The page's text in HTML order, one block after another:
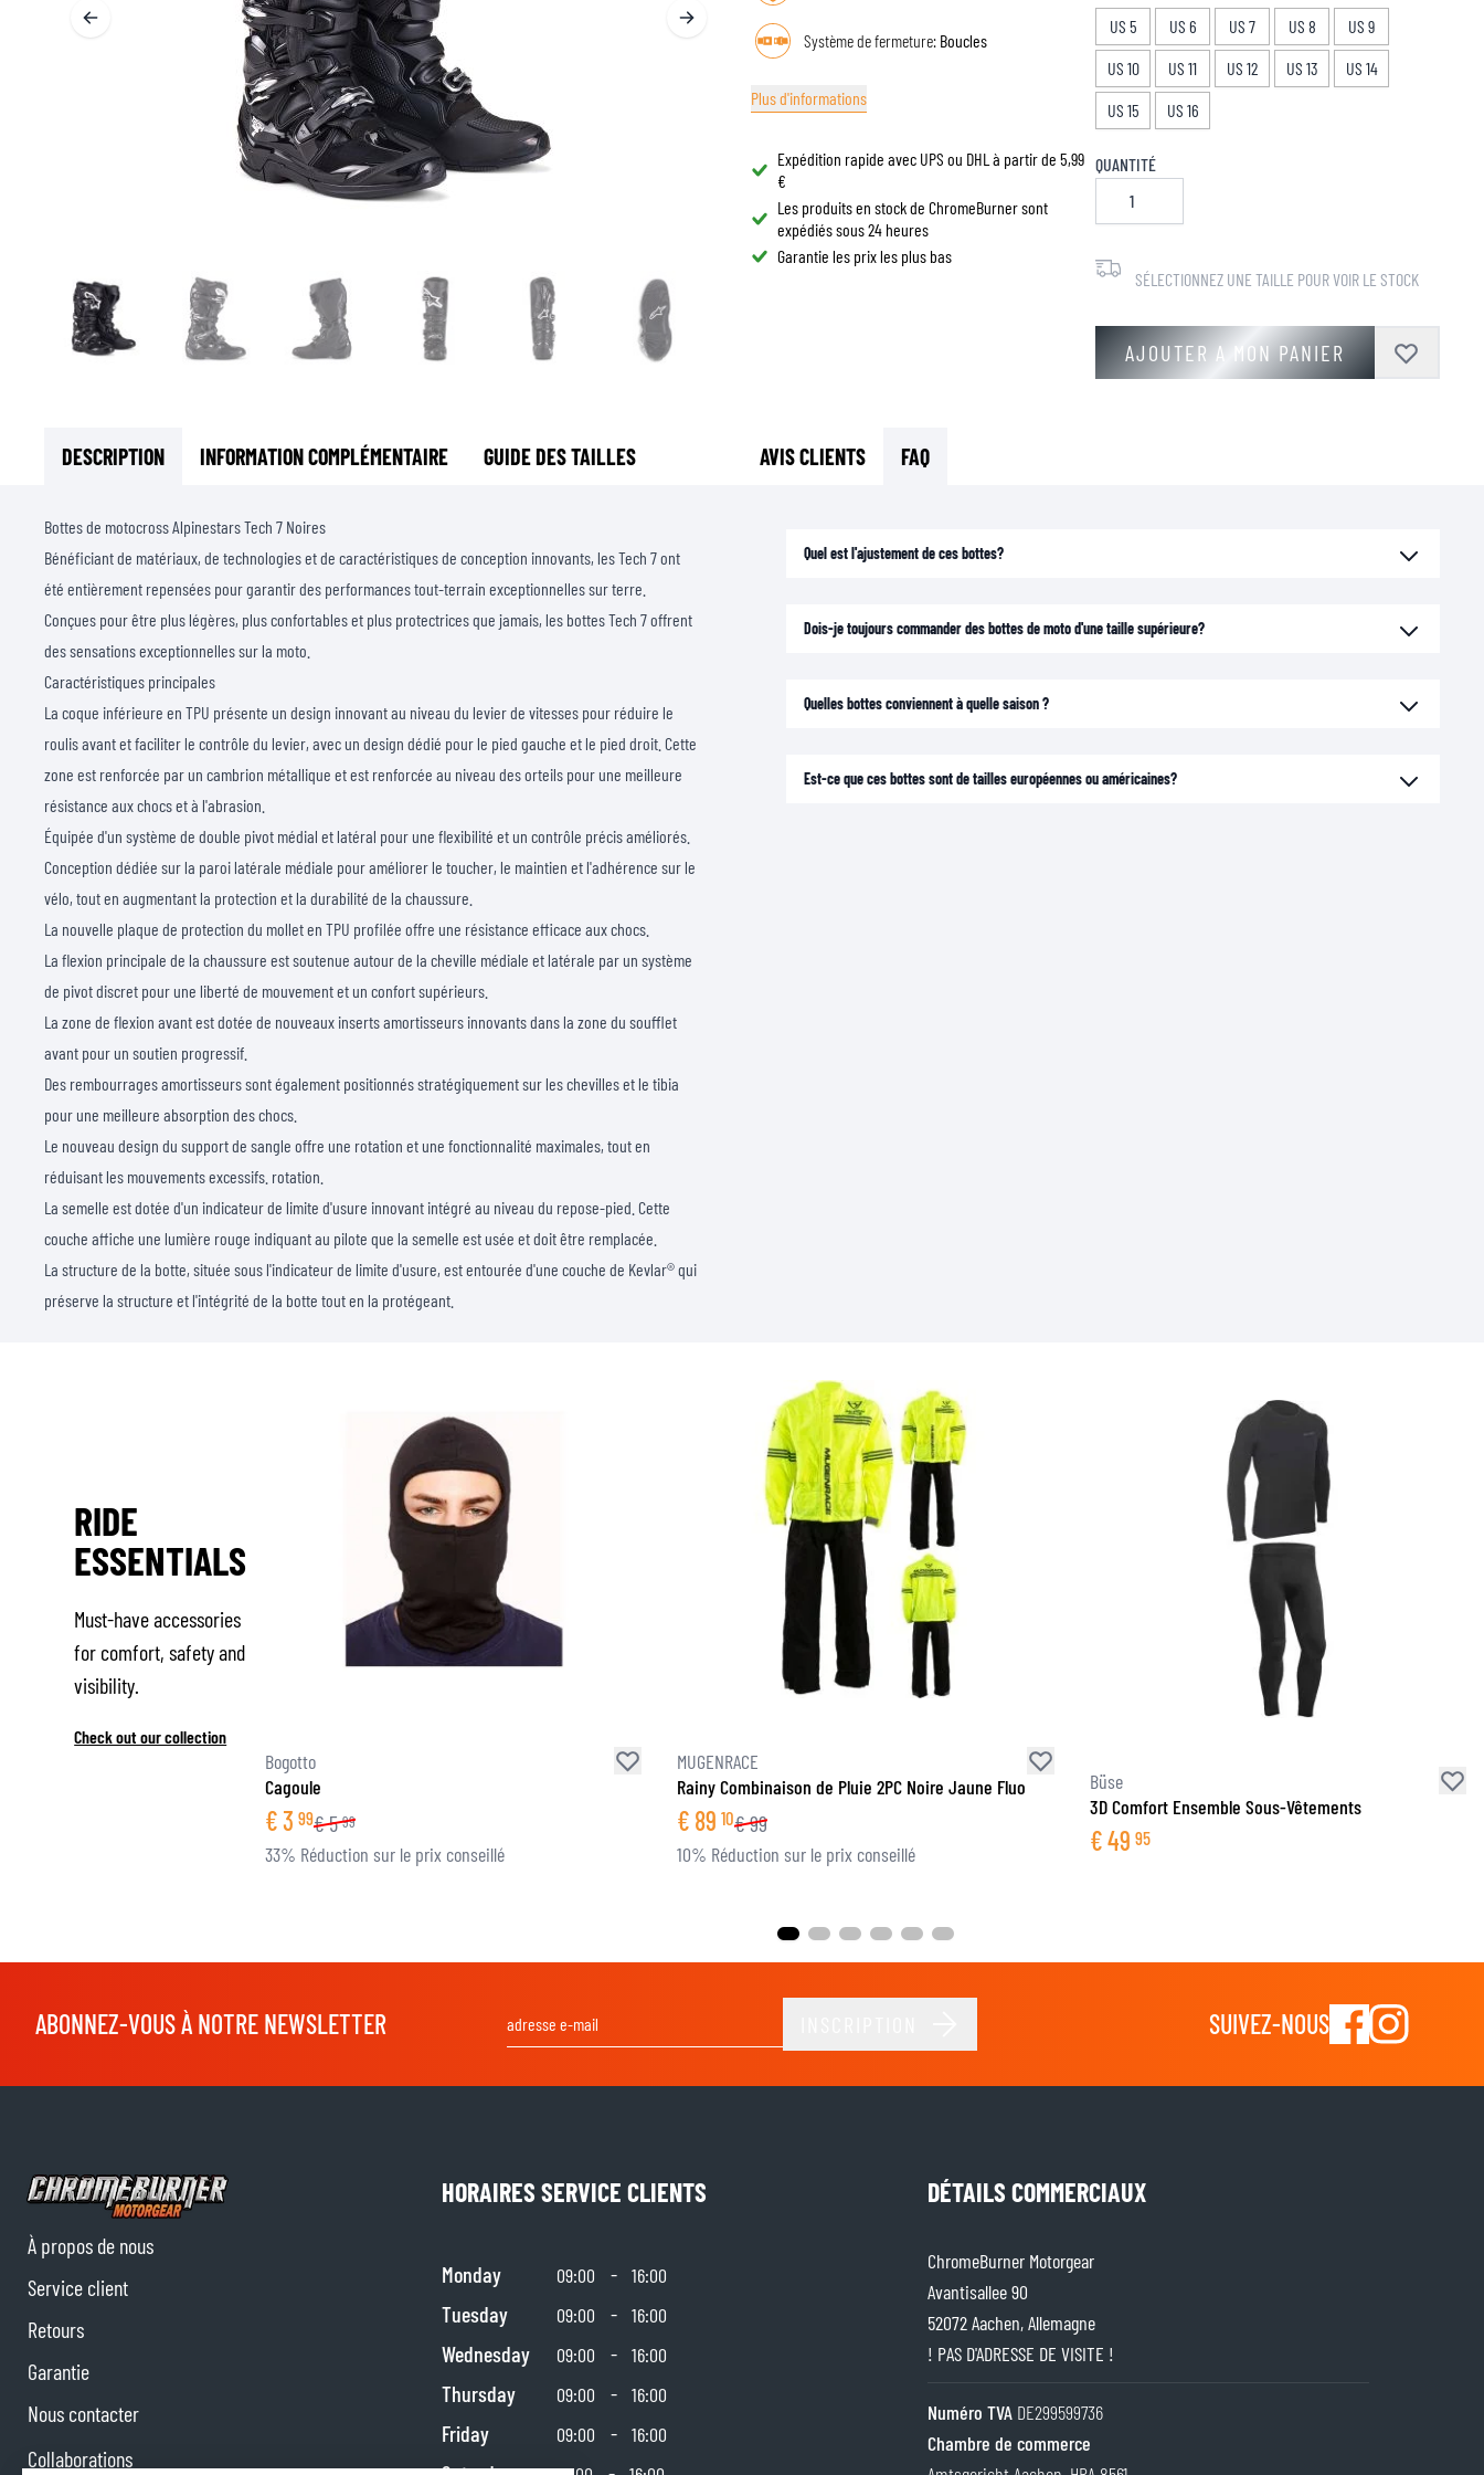
PIÈCES DE RECHANGE
SOUS-VÊTEMENTS MOTO
COUCHES DE BASE
COUCHES INTERMÉDIAIRES
TOURS DE COU ET TUNNELS
PROTECTION DU HAUT DU CORPS
PROTECTION DU BAS DU CORPS
ACCESSOIRES
CASQUETTES
LUNETTES
CHAUSSURE
SWEATS
CHAUSSETTES
US 5
US 6 US 7 US 8
US 9
US 10
US 11 US 12 US 13
US 14
US 15
US 16
QUANTITÉ
SÉLECTIONNEZ UNE TAILLE POUR VOIR LE STOCK
AJOUTER A MON PANIER
Système de fermeture: Boucles
Plus d'informations
Expédition rapide avec UPS ou DHL à partir de 5,99
€
Les produits en stock de ChromeBurner sont
expédiés sous 24 heures
Garantie les prix les plus bas
DESCRIPTION INFORMATION COMPLÉMENTAIRE GUIDE DES TAILLES AVIS CLIENTS FAQ
Bottes de motocross Alpinestars Tech 7 Noires
Bénéficiant de matériaux, de technologies et de caractéristiques de conception innovants, les Tech 7 ont
été entièrement repensées pour garantir des performances tout-terrain exceptionnelles sur terre.
Conçues pour être plus légères, plus confortables et plus protectrices que jamais, les bottes Tech 7 offrent
des sensations exceptionnelles sur la moto.
Caractéristiques principales
La coque inférieure en TPU présente un design innovant au niveau du levier de vitesses pour réduire le
roulis avant et faciliter le contrôle du levier, avec un design dédié pour le pied gauche et le pied droit. Cette
zone est renforcée par un cambrion métallique et est renforcée au niveau des orteils pour une meilleure
résistance aux chocs et à l'abrasion.
Équipée d'un système de double pivot médial et latéral pour une flexibilité et un contrôle précis améliorés.
Conception dédiée sur la paroi latérale médiale pour améliorer le toucher, le maintien et l'adhérence sur le
vélo, tout en augmentant la protection et la durabilité de la chaussure.
La nouvelle plaque de protection du mollet en TPU profilée offre une résistance efficace aux chocs.
La flexion principale de la chaussure est soutenue autour de la cheville médiale et latérale par un système
de pivot discret pour une liberté de mouvement et un confort supérieurs.
La zone de flexion avant est dotée de nouveaux inserts amortisseurs innovants dans la zone du soufflet
avant pour un soutien progressif.
Des rembourrages amortisseurs sont également positionnés stratégiquement sur les chevilles et le tibia
pour une meilleure absorption des chocs.
Le nouveau design du support de sangle offre une rotation et une fonctionnalité maximales, tout en
réduisant les mouvements excessifs. rotation.
La semelle est dotée d'un indicateur de limite d'usure innovant intégré au niveau du repose-pied. Cette
couche affiche une lumière rouge indiquant au pilote que la semelle est usée et doit être remplacée.
La structure de la botte, située sous l'indicateur de limite d'usure, est entourée d'une couche de Kevlar® qui
préserve la structure et l'intégrité de la botte tout en la protégeant.
Quel est l'ajustement de ces bottes?
Dois-je toujours commander des bottes de moto d'une taille supérieure?
Quelles bottes conviennent à quelle saison ?
Est-ce que ces bottes sont de tailles européennes ou américaines?
RIDE
ESSENTIALS
Must-have accessories
for comfort, safety and
visibility.
Check out our collection
Bogotto
Cagoule
€3 99€5 99
33% Réduction sur le prix conseillé
MUGENRACE
Rainy Combinaison de Pluie 2PC Noire Jaune Fluo
€ 89 10€99
10% Réduction sur le prix conseillé
Büse
3D Comfort Ensemble Sous-Vêtements
€49 95
ABONNEZ-VOUS À NOTRE NEWSLETTER SUIVEZ-NOUS
À propos de nous
Service client
Retours
Garantie
Nous contacter
Collaborations
HORAIRES SERVICE CLIENTS
Monday 09:00 - 16:00
Tuesday 09:00 - 16:00
Wednesday 09:00 - 16:00
Thursday 09:00 - 16:00
Friday 09:00 - 16:00
DÉTAILS COMMERCIAUX
ChromeBurner Motorgear
Avantisallee 90
52072 Aachen, Allemagne
! PAS D'ADRESSE DE VISITE !
Numéro TVA DE299599736
Chambre de commerce